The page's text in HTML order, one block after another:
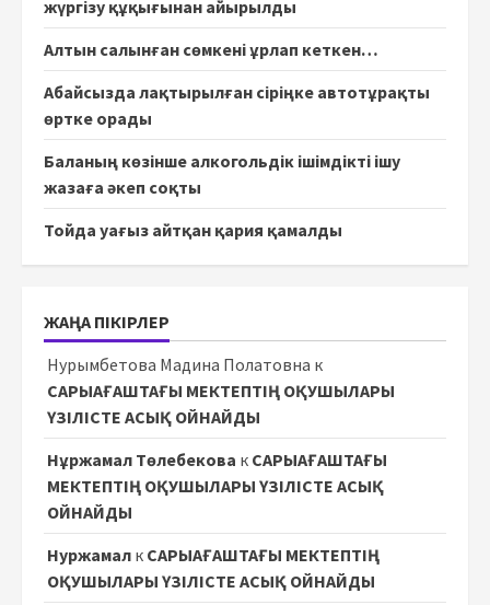
жүргізу құқығынан айырылды
Алтын салынған сөмкені ұрлап кеткен…
Абайсызда лақтырылған сіріңке автотұрақты
өртке орады
Баланың көзінше алкогольдік ішімдікті ішу
жазаға әкеп соқты
Тойда уағыз айтқан қария қамалды
ЖАҢА ПІКІРЛЕР
Нурымбетова Мадина Полатовна к
САРЫАҒАШТАҒЫ МЕКТЕПТІҢ ОҚУШЫЛАРЫ
ҮЗІЛІСТЕ АСЫҚ ОЙНАЙДЫ
Нұржамал Төлебекова к САРЫАҒАШТАҒЫ
МЕКТЕПТІҢ ОҚУШЫЛАРЫ ҮЗІЛІСТЕ АСЫҚ
ОЙНАЙДЫ
Нуржамал к САРЫАҒАШТАҒЫ МЕКТЕПТІҢ
ОҚУШЫЛАРЫ ҮЗІЛІСТЕ АСЫҚ ОЙНАЙДЫ